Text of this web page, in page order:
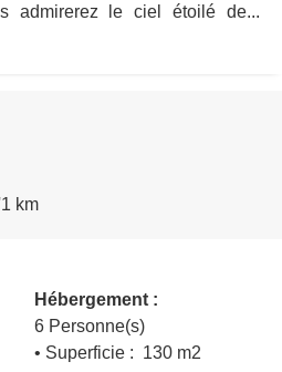
admirerez le ciel étoilé de...
km
Hébergement :
6 Personne(s)
• Superficie : 130 m2